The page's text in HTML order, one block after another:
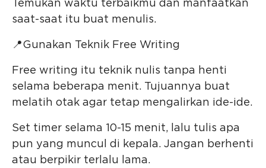
Temukan waktu terbaikmu dan manfaatkan
saat-saat itu buat menulis.
📍Gunakan Teknik Free Writing
Free writing itu teknik nulis tanpa henti
selama beberapa menit. Tujuannya buat
melatih otak agar tetap mengalirkan ide-ide.
Set timer selama 10-15 menit, lalu tulis apa
pun yang muncul di kepala. Jangan berhenti
atau berpikir terlalu lama.